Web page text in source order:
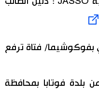
بفوكوشيما/ فتاة ترفع
بلدة فوتابا بمحافظة